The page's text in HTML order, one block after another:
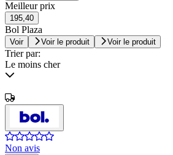
Meilleur prix
195,40
Bol Plaza
Voir Voir le produit Voir le produit
Trier par:
Le moins cher
Non avis